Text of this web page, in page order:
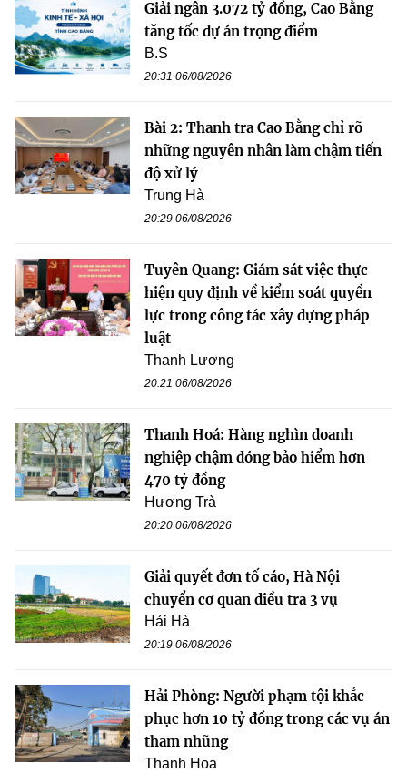
Giải ngân 3.072 tỷ đồng, Cao Bằng
tăng tốc dự án trọng điểm
B.S
20:31 06/08/2026
Bài 2: Thanh tra Cao Bằng chỉ rõ
những nguyên nhân làm chậm tiến
độ xử lý
Trung Hà
20:29 06/08/2026
Tuyên Quang: Giám sát việc thực
hiện quy định về kiểm soát quyền
lực trong công tác xây dựng pháp
luật
Thanh Lương
20:21 06/08/2026
Thanh Hoá: Hàng nghìn doanh
nghiệp chậm đóng bảo hiểm hơn
470 tỷ đồng
Hương Trà
20:20 06/08/2026
Giải quyết đơn tố cáo, Hà Nội
chuyển cơ quan điều tra 3 vụ
Hải Hà
20:19 06/08/2026
Hải Phòng: Người phạm tội khắc
phục hơn 10 tỷ đồng trong các vụ án
tham nhũng
Thanh Hoa